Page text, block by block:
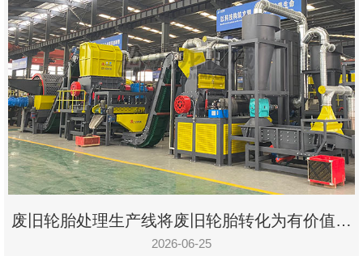
司
豫
ICP
备
19020390
号-1
废旧轮胎处理生产线将废旧轮胎转化为有价值的
资源
2026-06-25